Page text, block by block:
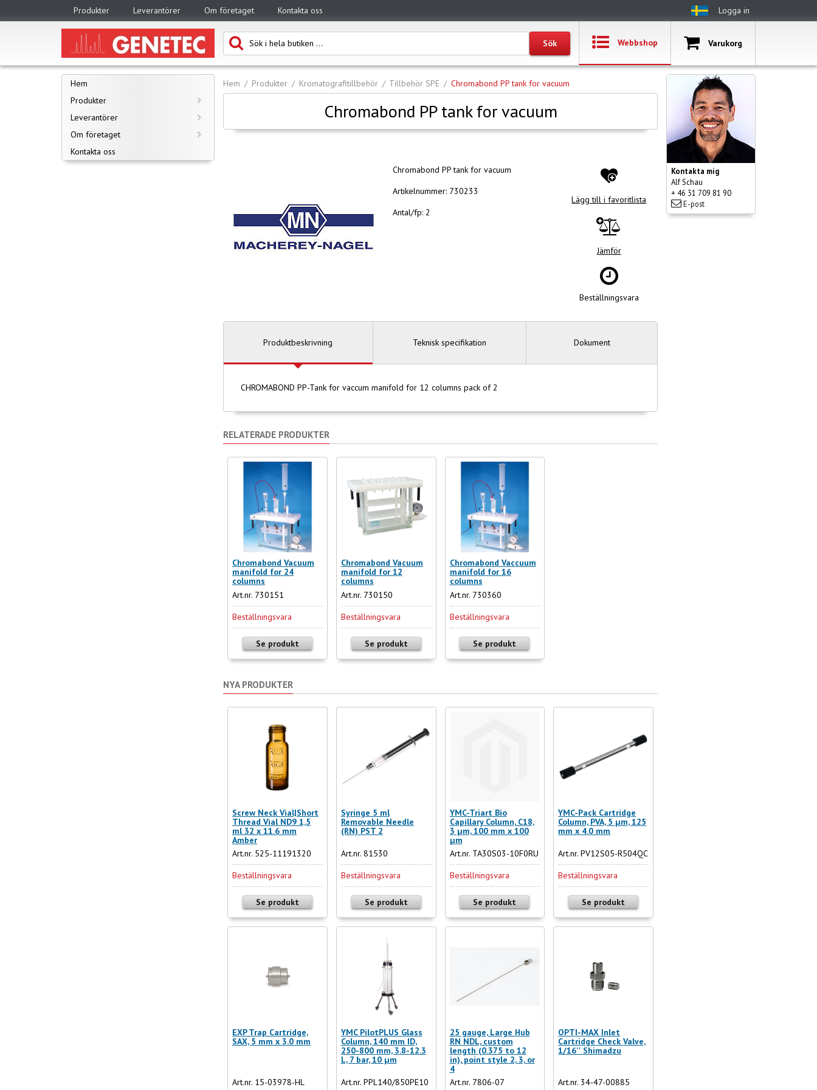
Produkter Leverantörer Om företaget Kontakta oss Logga in
Webbshop Varukorg
Hem
Produkter
Leverantörer
Om företaget
Kontakta oss
Hem Produkter Kromatografitillbehör Tillbehör SPE Chromabond PP tank for vacuum
Chromabond PP tank for vacuum
Chromabond PP tank for vacuum
Artikelnummer: 730233
Antal/fp: 2
Lägg till i favoritlista
Jämför
Beställningsvara
Produktbeskrivning Teknisk specifikation Dokument
CHROMABOND PP-Tank for vaccum manifold for 12 columns pack of 2
RELATERADE PRODUKTER
Chromabond Vacuum
manifold for 24
columns
Art.nr. 730151
Beställningsvara
Se produkt
Chromabond Vacuum
manifold for 12
columns
Art.nr. 730150
Beställningsvara
Se produkt
Chromabond Vaccuum
manifold for 16
columns
Art.nr. 730360
Beställningsvara
Se produkt
NYA PRODUKTER
Screw Neck Vial|Short
Thread Vial ND9 1,5
ml 32 x 11.6 mm
Amber
Art.nr. 525-11191320
Beställningsvara
Se produkt
Syringe 5 ml
Removable Needle
(RN) PST 2
Art.nr. 81530
Beställningsvara
Se produkt
YMC-Triart Bio
Capillary Column, C18,
3 µm, 100 mm x 100
µm
Art.nr. TA30S03-10F0RU
Beställningsvara
Se produkt
YMC-Pack Cartridge
Column, PVA, 5 µm, 125
mm x 4.0 mm
Art.nr. PV12S05-R504QC
Beställningsvara
Se produkt
EXP Trap Cartridge,
SAX, 5 mm x 3.0 mm
Art.nr. 15-03978-HL
YMC PilotPLUS Glass
Column, 140 mm ID,
250-800 mm, 3.8-12.3
L, 7 bar, 10 µm
Art.nr. PPL140/850PE10
25 gauge, Large Hub
RN NDL, custom
length (0.375 to 12
in), point style 2, 3, or
4
Art.nr. 7806-07
OPTI-MAX Inlet
Cartridge Check Valve,
1/16'' Shimadzu
Art.nr. 34-47-00885
Kontakta mig
Alf Schau
+ 46 31 709 81 90
E-post